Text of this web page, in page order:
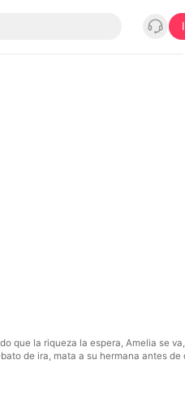
que la riqueza la espera, Amelia se
de ira, mata a su hermana antes de